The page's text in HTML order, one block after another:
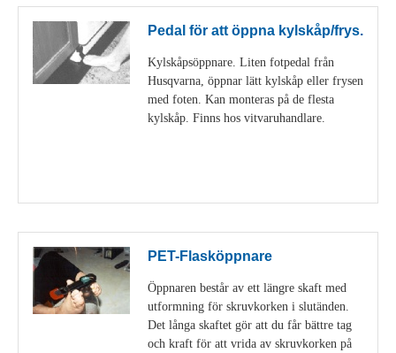
Pedal för att öppna kylskåp/frys.
Kylskåpsöppnare. Liten fotpedal från
Husqvarna, öppnar lätt kylskåp eller frysen
med foten. Kan monteras på de flesta
kylskåp. Finns hos vitvaruhandlare.
PET-Flasköppnare
Öppnaren består av ett längre skaft med
utformning för skruvkorken i slutänden.
Det långa skaftet gör att du får bättre tag
och kraft för att vrida av skruvkorken på